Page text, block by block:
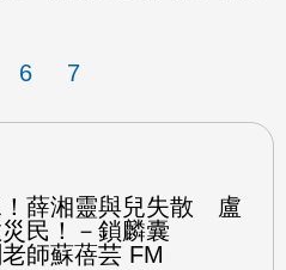
6 7
！薛湘靈與兒失散 盧
民！－鎖麟囊
老師蘇蓓芸 FM